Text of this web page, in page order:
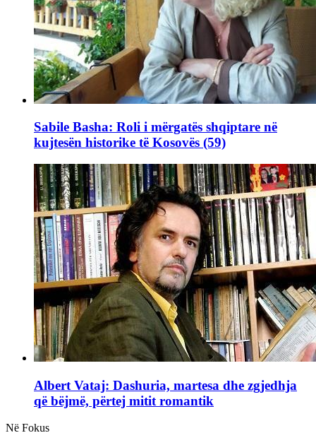
Sabile Basha: Roli i mërgatës shqiptare në
kujtesën historike të Kosovës (59)
Albert Vataj: Dashuria, martesa dhe zgjedhja
që bëjmë, përtej mitit romantik
Në Fokus